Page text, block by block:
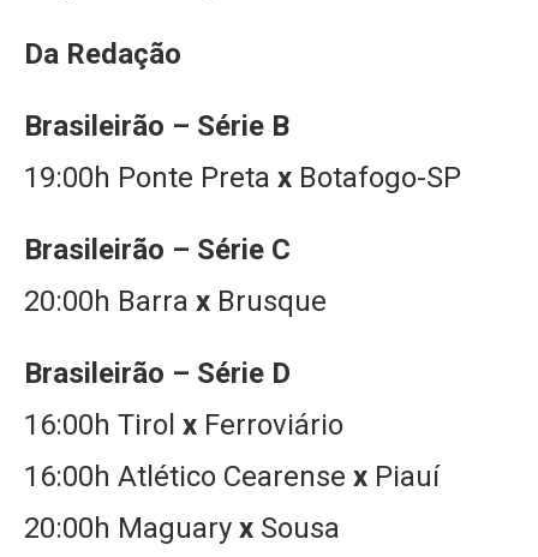
Da Redação
Brasileirão – Série B
19:00h Ponte Preta x Botafogo-SP
Brasileirão – Série C
20:00h Barra x Brusque
Brasileirão – Série D
16:00h Tirol x Ferroviário
16:00h Atlético Cearense x Piauí
20:00h Maguary x Sousa